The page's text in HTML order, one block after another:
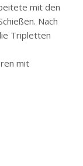
mit den
Nach
Tripletten
mit